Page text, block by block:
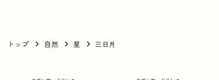
トップ 自然 星 三日月